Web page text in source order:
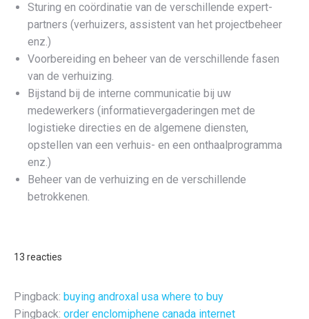
Sturing en coördinatie van de verschillende expert-
partners (verhuizers, assistent van het projectbeheer
enz.)
Voorbereiding en beheer van de verschillende fasen
van de verhuizing.
Bijstand bij de interne communicatie bij uw
medewerkers (informatievergaderingen met de
logistieke directies en de algemene diensten,
opstellen van een verhuis- en een onthaalprogramma
enz.)
Beheer van de verhuizing en de verschillende
betrokkenen.
13 reacties
Pingback: buying androxal usa where to buy
Pingback: order enclomiphene canada internet